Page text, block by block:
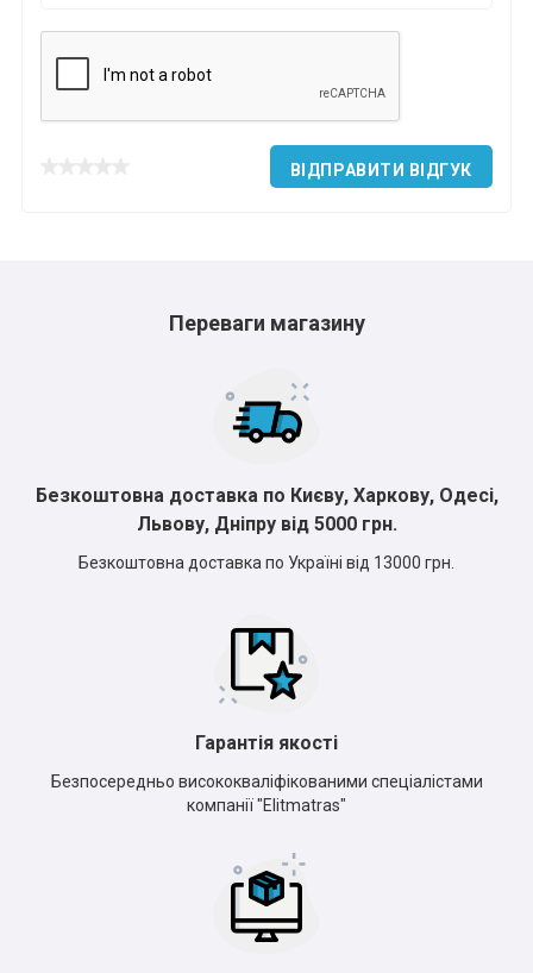
ВІДПРАВИТИ ВІДГУК
Переваги магазину
Безкоштовна доставка по Києву, Харкову, Одесі,
Львову, Дніпру від 5000 грн.
Безкоштовна доставка по Україні від 13000 грн.
Гарантія якості
Безпосередньо висококваліфікованими спеціалістами
компанії "Elitmatras"